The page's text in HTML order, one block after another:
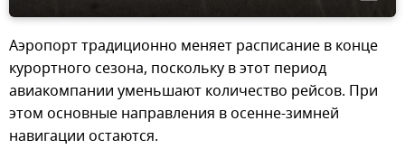
Аэропорт традиционно меняет расписание в конце
курортного сезона, поскольку в этот период
авиакомпании уменьшают количество рейсов. При
этом основные направления в осенне-зимней
навигации остаются.